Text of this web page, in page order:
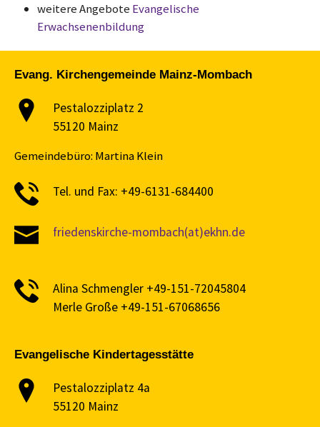
weitere Angebote Evangelische
Erwachsenenbildung
Evang. Kirchengemeinde Mainz-Mombach
Pestalozziplatz 2
55120 Mainz
Gemeindebüro: Martina Klein
Tel. und Fax: +49-6131-684400
friedenskirche-mombach(at)ekhn.de
Alina Schmengler +49-151-72045804
Merle Große +49-151-67068656
Evangelische Kindertagesstätte
Pestalozziplatz 4a
55120 Mainz